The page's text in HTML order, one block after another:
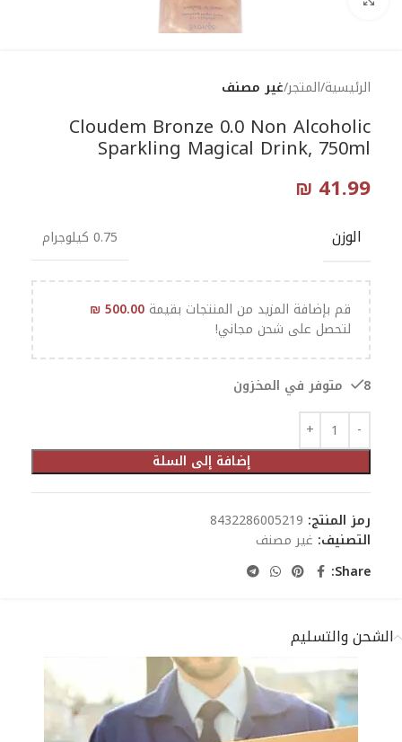
الرئيسية المتجر غير مصنف
Cloudem Bronze 0.0 Non Alcoholic
Sparkling Magical Drink, 750ml
₪ 41.99
الوزن 0.75 كيلوجرام
قم بإضافة المزيد من المنتجات بقيمة ₪500.00
لتحصل على شحن مجاني!
8 متوفر في المخزون
إضافة إلى السلة
رمز المنتج: 8432286005219
التصنيف: غير مصنف
Share:
الشحن والتسليم